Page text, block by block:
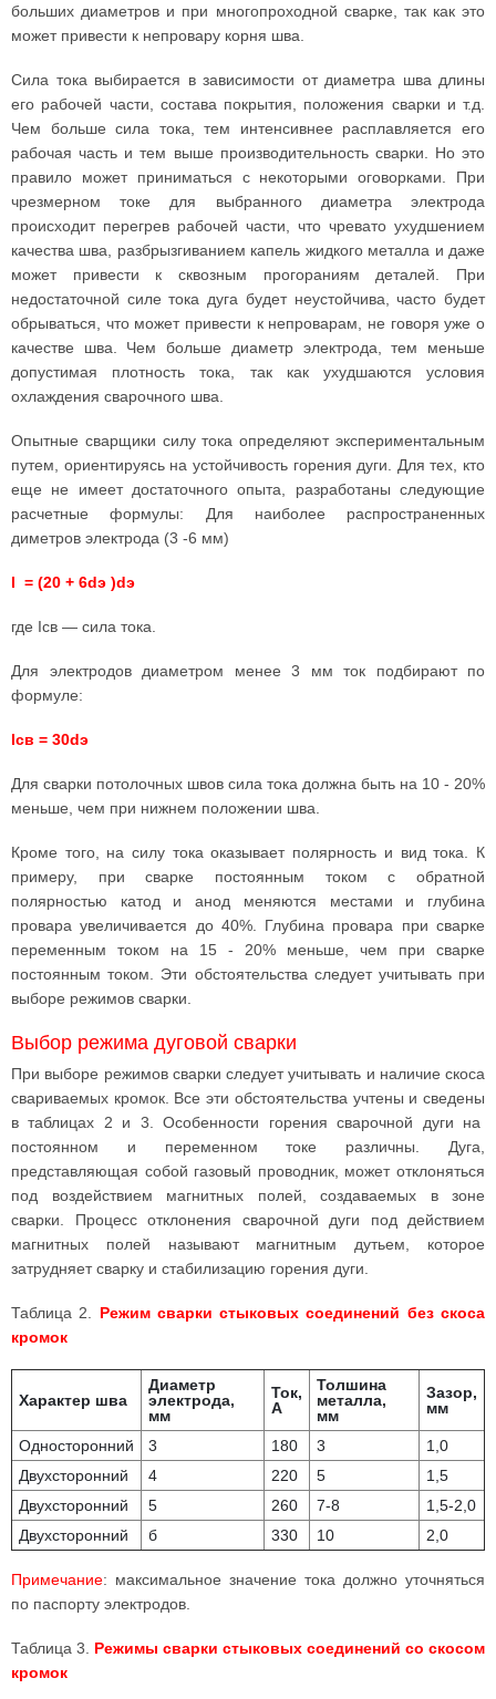
больших диаметров и при многопроходной сварке, так как это
может привести к непровару корня шва.
Сила тока выбирается в зависимости от диаметра шва длины
его рабочей части, состава покрытия, положения сварки и т.д.
Чем больше сила тока, тем интенсивнее расплавляется его
рабочая часть и тем выше производительность сварки. Но это
правило может приниматься с некоторыми оговорками. При
чрезмерном токе для выбранного диаметра электрода
происходит перегрев рабочей части, что чревато ухудшением
качества шва, разбрызгиванием капель жидкого металла и даже
может привести к сквозным прогораниям деталей. При
недостаточной силе тока дуга будет неустойчива, часто будет
обрываться, что может привести к непроварам, не говоря уже о
качестве шва. Чем больше диаметр электрода, тем меньше
допустимая плотность тока, так как ухудшаются условия
охлаждения сварочного шва.
Опытные сварщики силу тока определяют экспериментальным
путем, ориентируясь на устойчивость горения дуги. Для тех, кто
еще не имеет достаточного опыта, разработаны следующие
расчетные формулы: Для наиболее распространенных
диметров электрода (3 -6 мм)
I = (20 + 6dэ )dэ
где Iсв — сила тока.
Для электродов диаметром менее 3 мм ток подбирают по
формуле:
Icв = 30dэ
Для сварки потолочных швов сила тока должна быть на 10 - 20%
меньше, чем при нижнем положении шва.
Кроме того, на силу тока оказывает полярность и вид тока. К
примеру, при сварке постоянным током с обратной
полярностью катод и анод меняются местами и глубина
провара увеличивается до 40%. Глубина провара при сварке
переменным током на 15 - 20% меньше, чем при сварке
постоянным током. Эти обстоятельства следует учитывать при
выборе режимов сварки.
Выбор режима дуговой сварки
При выборе режимов сварки следует учитывать и наличие скоса
свариваемых кромок. Все эти обстоятельства учтены и сведены
в таблицах 2 и 3. Особенности горения сварочной дуги на
постоянном и переменном токе различны. Дуга,
представляющая собой газовый проводник, может отклоняться
под воздействием магнитных полей, создаваемых в зоне
сварки. Процесс отклонения сварочной дуги под действием
магнитных полей называют магнитным дутьем, которое
затрудняет сварку и стабилизацию горения дуги.
Таблица 2. Режим сварки стыковых соединений без скоса
кромок
Характер шва
Диаметр
электрода,
мм
Ток,
А
Толшина
металла,
мм
Зазор,
мм
Односторонний 3 180 3
1,0
Двухсторонний
4 220 5
1,5
Двухсторонний
5 260 7-8
1,5-2,0
Двухсторонний
б 330 10 2,0
Примечание: максимальное значение тока должно уточняться
по паспорту электродов.
Таблица 3. Режимы сварки стыковых соединений со скосом
кромок